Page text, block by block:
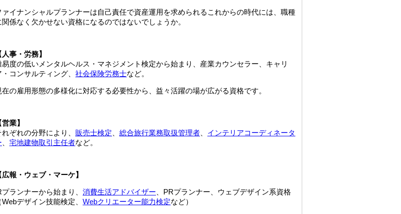
ァイナンシャルプランナーは自己責任で資産運用を求められるこれからの時代には、職種
関係なく欠かせない資格になるのではないでしょうか。
人事・労務】
易度の低いメンタルヘルス・マネジメント検定から始まり、産業カウンセラー、キャリ
・コンサルティング、 社会保険労務士など。
在の雇用形態の多様化に対応する必要性から、益々活躍の場が広がる資格です。
営業】
れぞれの分野により、 販売士検定 総合旅行業務取扱管理者
インテリアコーディネータ
宅地建物取引主任者など。
広報・ウェブ・マーケ】
プランナーから始まり、 消費生活アドバイザー 、PRプランナー、ウェブデザイン系資格
Webデザイン技能検定、 Webクリエーター能力検定など）